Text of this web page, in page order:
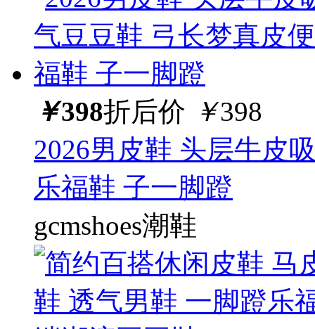
￥398折后价 ￥398
2026男皮鞋 头层牛皮
乐福鞋 子一脚蹬
gcmshoes潮鞋